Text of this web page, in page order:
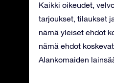
Kaikki oikeudet,
tarjoukset, tilaukset
nämä yleiset ehdot
nämä ehdot
Alankomaiden